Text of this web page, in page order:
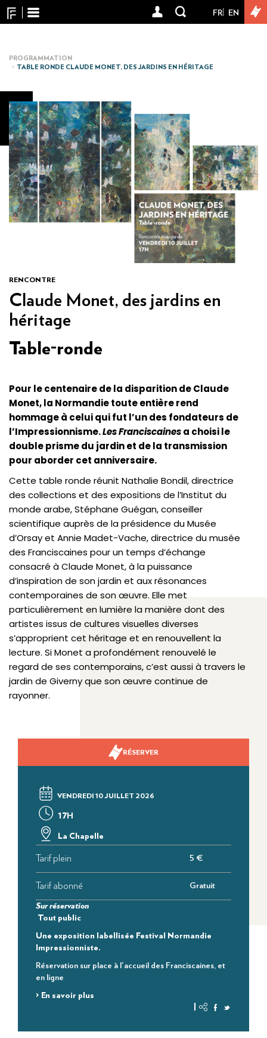
Panneau de gestion des cookies
Aller
au
User
FR EN
PROGRAMMATION
TABLE RONDE CLAUDE MONET, DES JARDINS EN HÉRITAGE
RENCONTRE
Claude Monet, des jardins en
héritage
Table-ronde
Pour le centenaire de la disparition de Claude
Monet, la Normandie toute entière rend
hommage à celui qui fut l’un des fondateurs de
l’Impressionnisme.Les Franciscainesa choisi le
double prisme du jardin et de la transmission
pour aborder cet anniversaire.
Cette table ronde réunit Nathalie Bondil, directrice
des collections et des expositions de l’Institut du
monde arabe, Stéphane Guégan, conseiller
scientifique auprès de la présidence du Musée
d’Orsay et Annie Madet-Vache, directrice du musée
des Franciscaines pour un temps d’échange
consacré à Claude Monet, à la puissance
d’inspiration de son jardin et aux résonances
contemporaines de son œuvre. Elle met
particulièrement en lumière la manière dont des
artistes issus de cultures visuelles diverses
s’approprient cet héritage et en renouvellent la
lecture. Si Monet a profondément renouvelé le
regard de ses contemporains, c’est aussi à travers le
jardin de Giverny que son œuvre continue de
rayonner.
RÉSERVER
VENDREDI 10 JUILLET 2026
17H
La Chapelle
Tarif plein 5 €
Tarif abonné Gratuit
Sur réservation
Tout public
Une exposition labellisée Festival Normandie
Impressionniste.
Réservation sur place à l'accueil des Franciscaines, et
en ligne
> En savoir plus